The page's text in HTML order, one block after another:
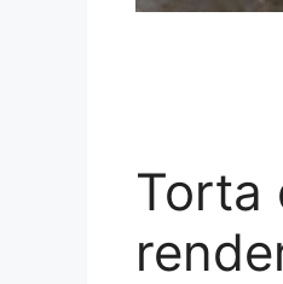
Torta